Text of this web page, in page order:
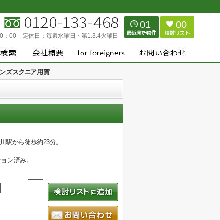
：00 定休日： 毎週水曜日・第1.3.4火曜日
01 00
ズスクエア用賀
駅から徒歩約23分。
ン済み。